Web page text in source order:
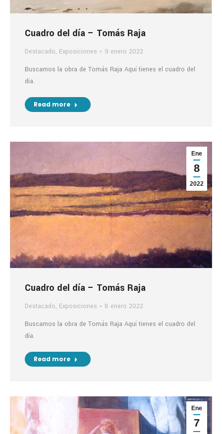
Cuadro del día – Tomás Raja
Destacado, Exposiciones
9 enero 2022
Buscamos la obra de Tomás Raja Aquí tienes el cuadro del
día.
Read more
Ene
8
2022
Cuadro del día – Tomás Raja
Destacado, Exposiciones
8 enero 2022
Buscamos la obra de Tomás Raja Aquí tienes el cuadro del
día.
Read more
Ene
7